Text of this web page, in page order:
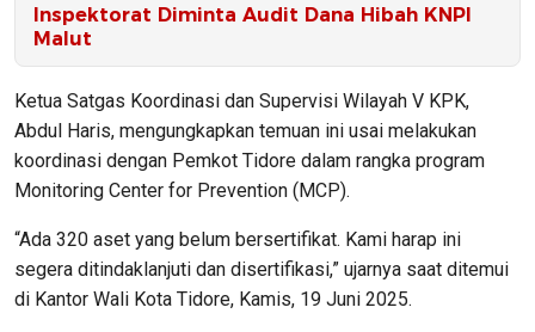
Inspektorat Diminta Audit Dana Hibah KNPI
Malut
Ketua Satgas Koordinasi dan Supervisi Wilayah V KPK,
Abdul Haris, mengungkapkan temuan ini usai melakukan
koordinasi dengan Pemkot Tidore dalam rangka program
Monitoring Center for Prevention (MCP).
“Ada 320 aset yang belum bersertifikat. Kami harap ini
segera ditindaklanjuti dan disertifikasi,” ujarnya saat ditemui
di Kantor Wali Kota Tidore, Kamis, 19 Juni 2025.